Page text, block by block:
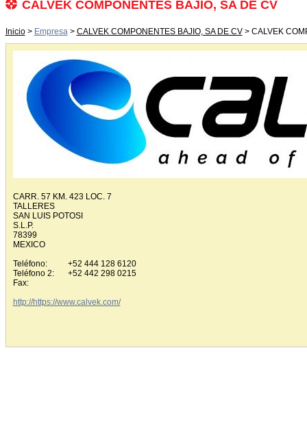
CALVEK COMPONENTES BAJIO, SA DE CV
Inicio> Empresa> CALVEK COMPONENTES BAJIO, SA DE CV> CALVEK
CARR. 57 KM. 423 LOC. 7
TALLERES
SAN LUIS POTOSI
S.L.P.
78399
MEXICO
Teléfono:
+52 444 128 6120
Teléfono 2:
+52 442 298 0215
Fax:
http://https://www.calvek.com/